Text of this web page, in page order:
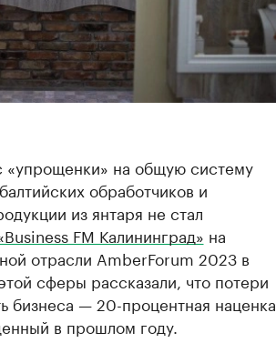
на общую систему
обработчиков и
из янтаря не стал
FM Калининград» на
отрасли AmberForum 2023 в
сферы рассказали, что потери
бизнеса — 20-процентная наценка
в прошлом году.